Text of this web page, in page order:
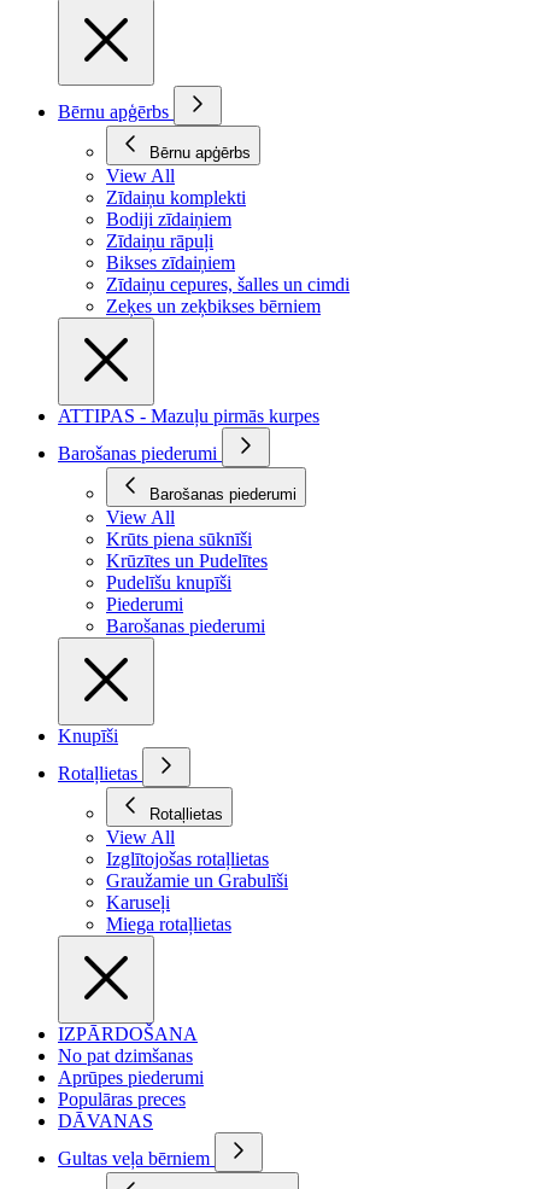
Bērnu apģērbs
Bērnu apģērbs
View All
Zīdaiņu komplekti
Bodiji zīdaiņiem
Zīdaiņu rāpuļi
Bikses zīdaiņiem
Zīdaiņu cepures, šalles un cimdi
Zeķes un zeķbikses bērniem
ATTIPAS - Mazuļu pirmās kurpes
Barošanas piederumi
Barošanas piederumi
View All
Krūts piena sūknīši
Krūzītes un Pudelītes
Pudelīšu knupīši
Piederumi
Barošanas piederumi
Knupīši
Rotaļlietas
Rotaļlietas
View All
Izglītojošas rotaļlietas
Graužamie un Grabulīši
Karuseļi
Miega rotaļlietas
IZPĀRDOŠANA
No pat dzimšanas
Aprūpes piederumi
Populāras preces
DĀVANAS
Gultas veļa bērniem